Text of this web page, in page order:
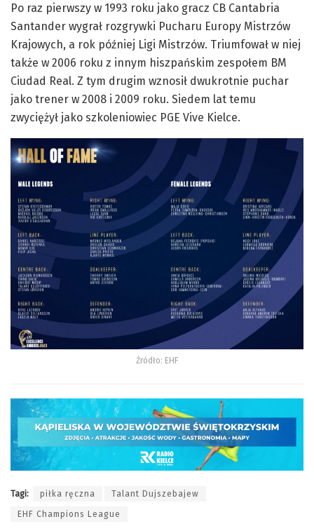
Po raz pierwszy w 1993 roku jako gracz CB Cantabria
Santander wygrał rozgrywki Pucharu Europy Mistrzów
Krajowych, a rok później Ligi Mistrzów. Triumfował w niej
także w 2006 roku z innym hiszpańskim zespołem BM
Ciudad Real. Z tym drugim wznosił dwukrotnie puchar
jako trener w 2008 i 2009 roku. Siedem lat temu
zwyciężył jako szkoleniowiec PGE Vive Kielce.
Źródło: EHF
Tagi: piłka ręczna Talant Dujszebajew
EHF Champions League